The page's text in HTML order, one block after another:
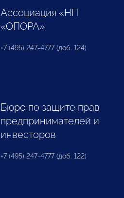
Ассоциация «НП
«ОПОРА»
+7 (495) 247-4777 (доб. 124)
Бюро по защите прав
предпринимателей и
инвесторов
+7 (495) 247-4777 (доб. 122)